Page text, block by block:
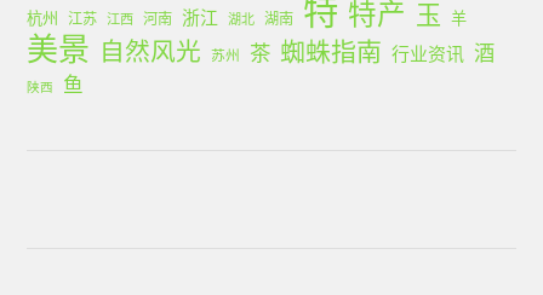
杭州 江苏 江西 河南 浙江 湖北 湖南 特 特产 玉 羊
美景 自然风光 苏州 茶 蜘蛛指南 行业资讯 酒
陕西 鱼